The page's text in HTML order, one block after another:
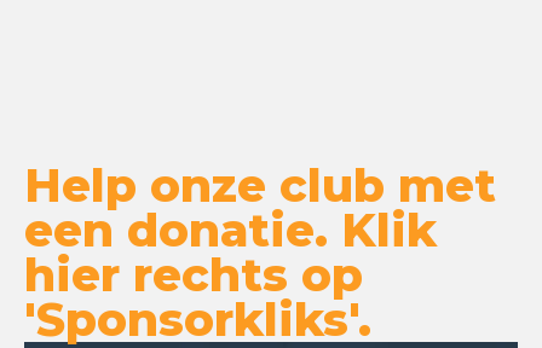
Help onze club met
een donatie. Klik
hier rechts op
'Sponsorkliks'.